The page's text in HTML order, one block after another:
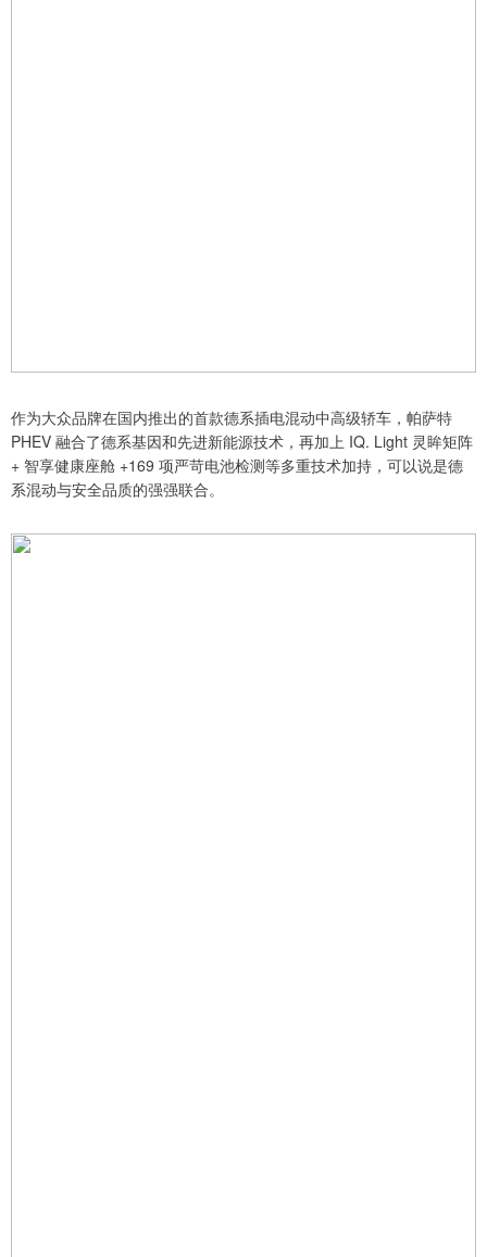
作为大众品牌在国内推出的首款德系插电混动中高级轿车，帕萨特
PHEV 融合了德系基因和先进新能源技术，再加上 IQ. Light 灵眸矩阵
+ 智享健康座舱 +169 项严苛电池检测等多重技术加持，可以说是德
系混动与安全品质的强强联合。